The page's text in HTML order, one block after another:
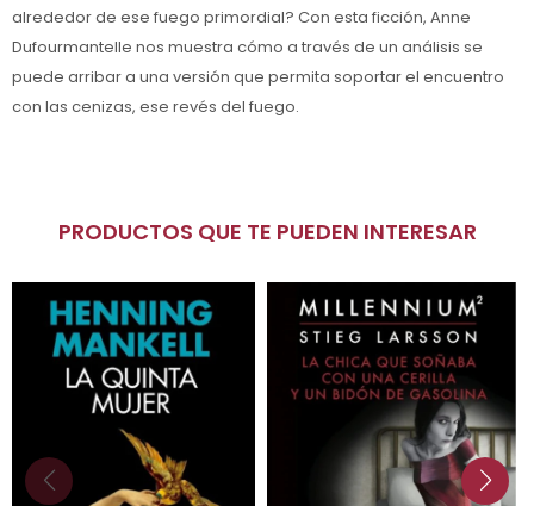
alrededor de ese fuego primordial? Con esta ficción, Anne
Dufourmantelle nos muestra cómo a través de un análisis se
puede arribar a una versión que permita soportar el encuentro
con las cenizas, ese revés del fuego.
PRODUCTOS QUE TE PUEDEN INTERESAR